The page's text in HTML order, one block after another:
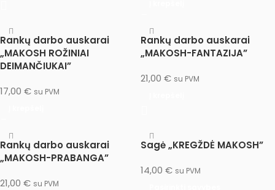
Rankų darbo auskarai
„MAKOSH ROŽINIAI
DEIMANČIUKAI”
17,00 € su PVM
Rankų darbo auskarai
„MAKOSH-FANTAZIJA”
21,00 € su PVM
Rankų darbo auskarai
„MAKOSH-PRABANGA”
21,00 € su PVM
Sagė „KREGŽDĖ MAKOSH”
14,00 € su PVM